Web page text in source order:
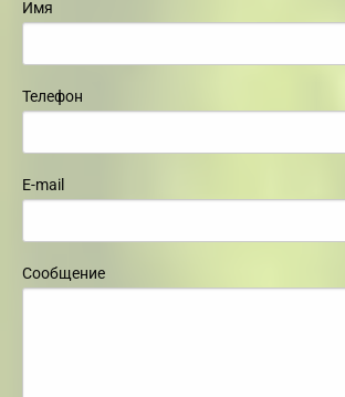
Имя
Телефон
E-mail
Сообщение